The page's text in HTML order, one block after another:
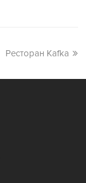
Ресторан Kafka